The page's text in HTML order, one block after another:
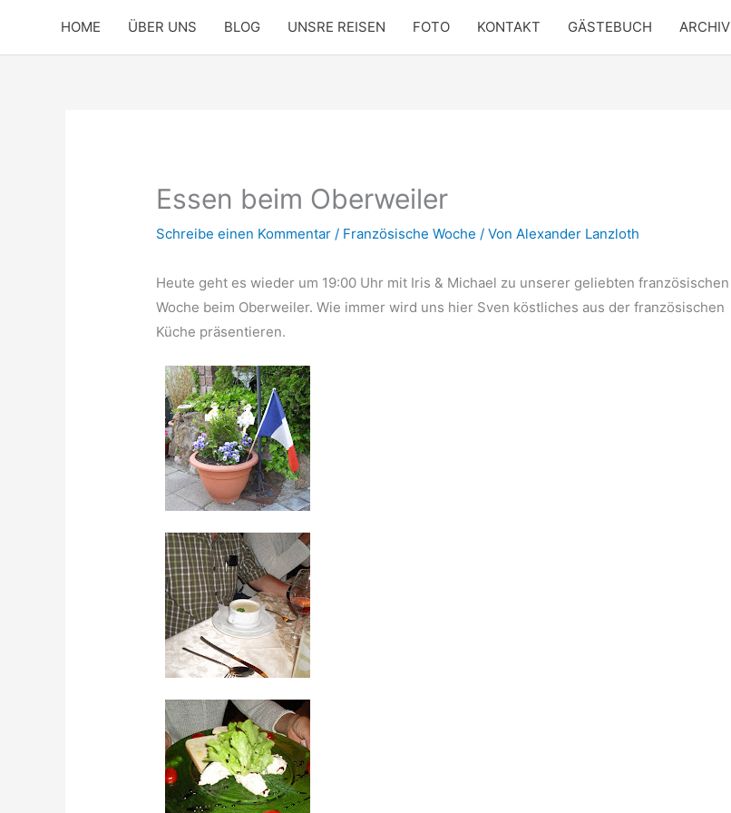
springen
HOME ÜBER UNS BLOG UNSRE REISEN FOTO KONTAKT GÄSTEBUCH ARCHIV
Essen beim Oberweiler
Schreibe einen Kommentar / Französische Woche / VonAlexander Lanzloth
Heute geht es wieder um 19:00 Uhr mit Iris & Michael zu unserer geliebten französischen
Woche beim Oberweiler. Wie immer wird uns hier Sven köstliches aus der französischen
Küche präsentieren.